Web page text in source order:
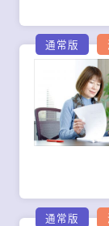
通常版
通常版